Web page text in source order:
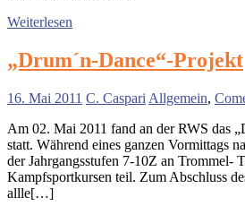
Weiterlesen
„Drum´n-Dance“-Projekt
16. Mai 2011 C. Caspari Allgemein,
Am 02. Mai 2011 fand an der RWS das
statt. Während eines ganzen Vormittags
der Jahrgangsstufen 7-10Z an Trommel-
Kampfsportkursen teil. Zum Abschluss
allle[…]